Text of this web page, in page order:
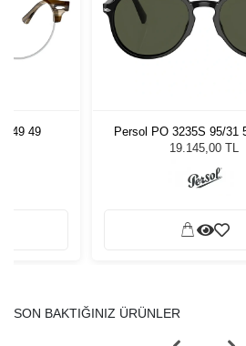
49
Persol PO 3235S 95/31
Güneş Gözlüğü
19.145,00 TL
SON BAKTIĞINIZ ÜRÜNLER